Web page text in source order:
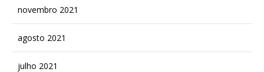
novembro 2021
agosto 2021
julho 2021